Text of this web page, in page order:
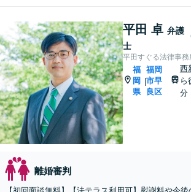
平田 卓 弁護
士
平田すぐる法律事務
福
岡
県
|
福岡
市早
良区
西
ら
分
離婚審判